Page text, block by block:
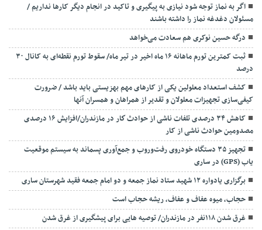
اگر به نماز توجه شود نیازی به پیگیری و تاکید در انجام دیگر کارها نداریم /
مسئولان دغدغه نماز را داشته باشند
درگه حسین نوکری هم سعادت می‌خواهد
ثبت کمترین تورم ماهانه ۱۶ ماه اخیر در تیر ماه/ سقوط تورم نقطه‌ای به کانال ۳۰
درصد
کشف استعداد معلولین یکی از کارهای مهم بهزیستی باید باشد / ضرورت
کیفی‌سازی تجهیزات معلولان و تقدیر از همراهان و همسران آنها
کاهش ۳۴ درصدی تلفات ناشی از حوادث كار در مازندران/افزایش ۱۶ درصدی
مصدومین حوادث ناشی از کار
تجهیز ۳۵ دستگاه خودروی رفت‌وروب و جمع‌آوری پسماند به سیستم موقعیت
یاب (GPS) در ساری
برگزاری یادواره ۱۲ شهید ستاد نماز جمعه و دو امام جمعه فقید شهرستان ساری
حجاب، میوه عفاف و عفاف، ریشه حجاب است
غرق شدن ۱۱۸نفر در مازندران/ توصيه هايی برای پيشگيری از غرق شدن